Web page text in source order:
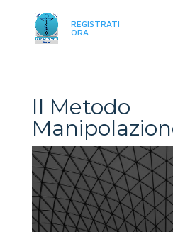
REGISTRATI
ORA
Il Metodo